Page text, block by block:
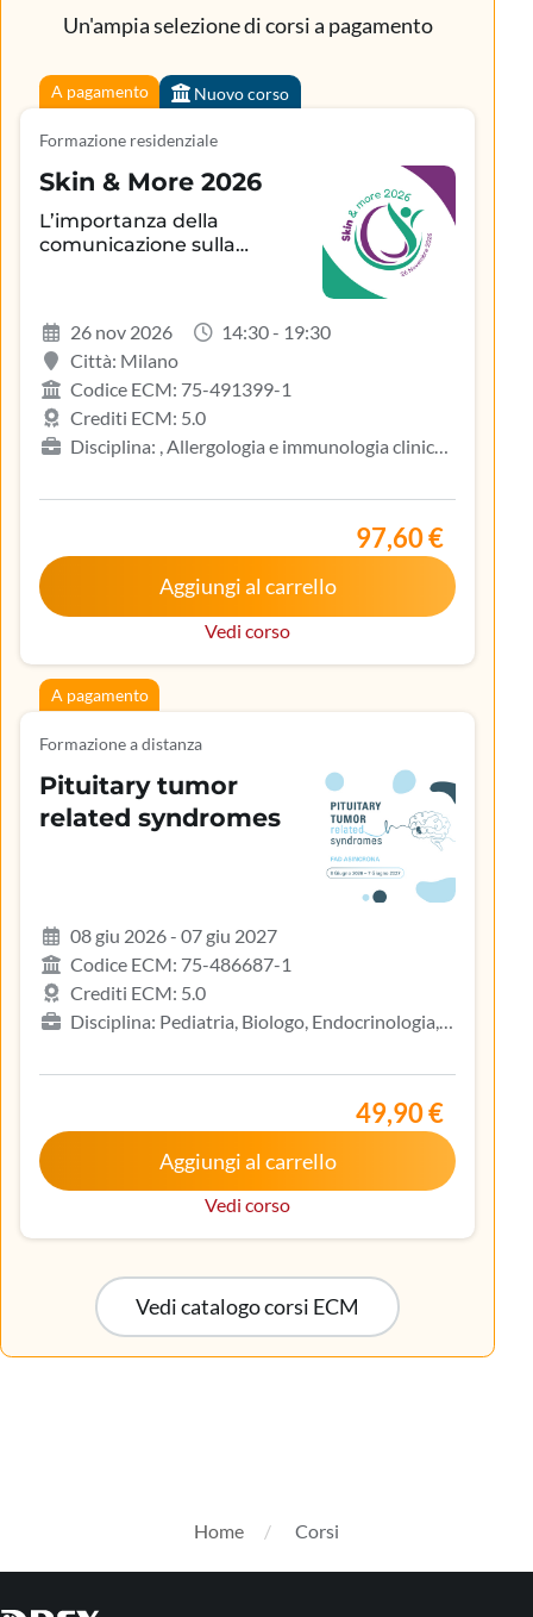
Un'ampia selezione di corsi a pagamento
A pagamento Nuovo corso
Formazione residenziale
Skin & More 2026
L’importanza della
comunicazione sulla
dermatologica
26 nov 2026
14:30 - 19:30
Città: Milano
Codice ECM: 75-491399-1
Crediti ECM: 5.0
Disciplina: , Allergologia e immunologia clinica,
Medicina del lavoro e sicurezza degli ambienti di
lavoro, Medicina generale (medici di famiglia)
97,60 €
Aggiungi al carrello
Vedi corso
A pagamento
Formazione a distanza
Pituitary tumor
related syndromes
08 giu 2026 - 07 giu 2027
Codice ECM: 75-486687-1
Crediti ECM: 5.0
Disciplina: Pediatria, Biologo, Endocrinologia,
ostetricia, Infermiere, Infermiere pediatrico,
Iscritto nell’elenco speciale ad esaurimento,
Malattie metaboliche e diabetologia, Medicina
interna, Oncologia, Pediatria (Pediatri di libera
scelta), Tecnico sanitario di radiologia medica
49,90 €
Aggiungi al carrello
Vedi corso
Vedi catalogo corsi ECM
Home Corsi